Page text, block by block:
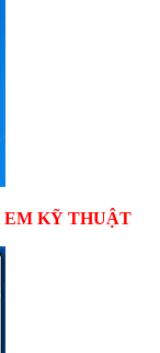
EM KỸ THUẬT